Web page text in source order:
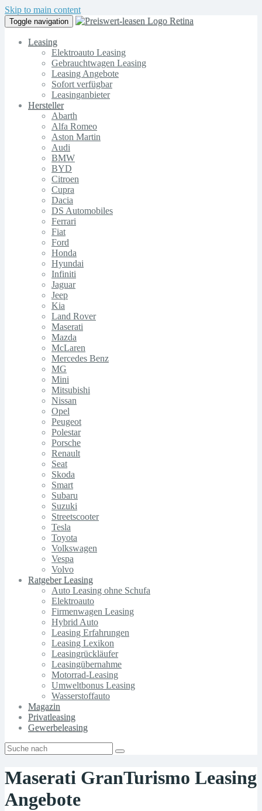
Skip to main content
Toggle navigation
Leasing
Elektroauto Leasing
Gebrauchtwagen Leasing
Leasing Angebote
Sofort verfügbar
Leasinganbieter
Hersteller
Abarth
Alfa Romeo
Aston Martin
Audi
BMW
BYD
Citroen
Cupra
Dacia
DS Automobiles
Ferrari
Fiat
Ford
Honda
Hyundai
Infiniti
Jaguar
Jeep
Kia
Land Rover
Maserati
Mazda
McLaren
Mercedes Benz
MG
Mini
Mitsubishi
Nissan
Opel
Peugeot
Polestar
Porsche
Renault
Seat
Skoda
Smart
Subaru
Suzuki
Streetscooter
Tesla
Toyota
Volkswagen
Vespa
Volvo
Ratgeber Leasing
Auto Leasing ohne Schufa
Elektroauto
Firmenwagen Leasing
Hybrid Auto
Leasing Erfahrungen
Leasing Lexikon
Leasingrückläufer
Leasingübernahme
Motorrad-Leasing
Umweltbonus Leasing
Wasserstoffauto
Magazin
Privatleasing
Gewerbeleasing
Maserati GranTurismo Leasing
Angebote